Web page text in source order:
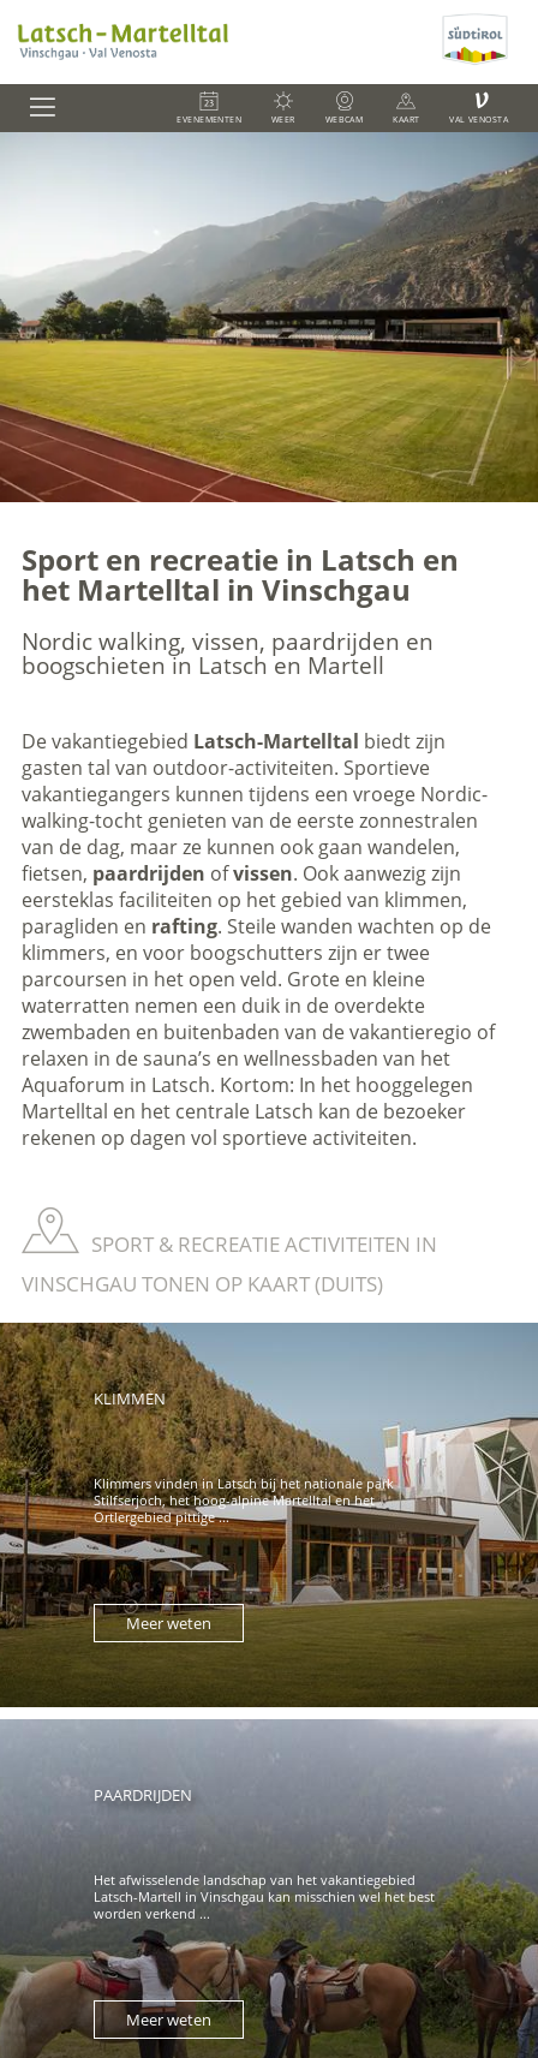
EVENEMENTEN WEER WEBCAM KAART
V
VAL VENOSTA
Sport en recreatie in Latsch en
het Martelltal in Vinschgau
Nordic walking, vissen, paardrijden en
boogschieten in Latsch en Martell
De vakantiegebied Latsch-Martelltal biedt zijn
gasten tal van outdoor-activiteiten. Sportieve
vakantiegangers kunnen tijdens een vroege Nordic-
walking-tocht genieten van de eerste zonnestralen
van de dag, maar ze kunnen ook gaan wandelen,
fietsen, paardrijden ofvissen. Ook aanwezig zijn
eersteklas faciliteiten op het gebied van klimmen,
paragliden en rafting. Steile wanden wachten op de
klimmers, en voor boogschutters zijn er twee
parcoursen in het open veld. Grote en kleine
waterratten nemen een duik in de overdekte
zwembaden en buitenbaden van de vakantieregio of
relaxen in de sauna’s en wellnessbaden van het
Aquaforum in Latsch. Kortom: In het hooggelegen
Martelltal en het centrale Latsch kan de bezoeker
rekenen op dagen vol sportieve activiteiten.
SPORT & RECREATIE ACTIVITEITEN IN
VINSCHGAU TONEN OP KAART (DUITS)
KLIMMEN
Klimmers vinden in Latsch bij het nationale park
Stilfserjoch, het hoog-alpine Martelltal en het
Ortlergebied pittige ...
Meer weten
PAARDRIJDEN
Het afwisselende landschap van het vakantiegebied
Latsch-Martell in Vinschgau kan misschien wel het best
worden verkend ...
Meer weten